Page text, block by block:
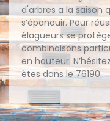
d'arbres a la saison
s’épanouir. Pour
élagueurs se
combinaisons
en hauteur.
êtes dans le 76190.